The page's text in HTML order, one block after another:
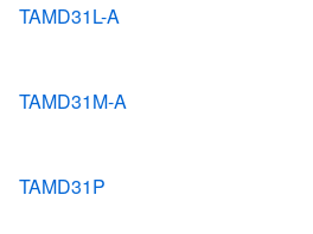
TAMD31L-A
TAMD31M-A
TAMD31P